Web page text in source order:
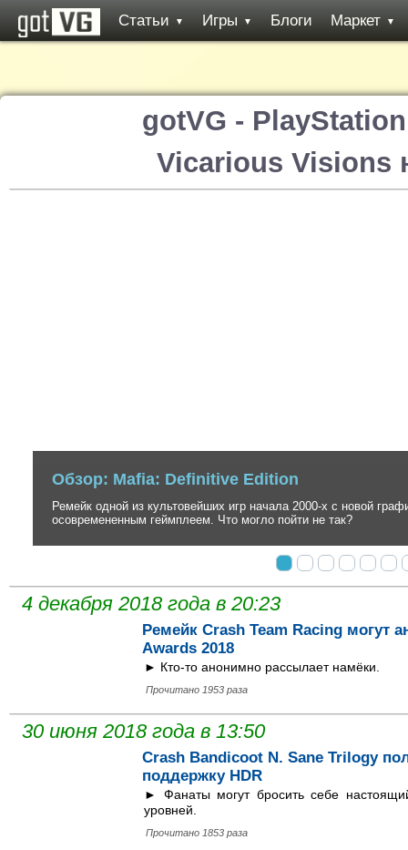
Статьи ▼ Игры ▼ Блоги Маркет ▼
gotVG -
Vicarious Visions
Обзор: Ghost of Tsushima
Невероятно стильный, но до безобразия вторичный экшен в
создателей серии inFamous.
4 декабря 2018 года в 20:23
Ремейк Crash Team Racing могут
Awards 2018
► Кто-то анонимно рассылает намёки.
Прочитано 1953 раза
30 июня 2018 года в 13:50
Crash Bandicoot N. Sane Trilogy
поддержку HDR
► Фанаты могут бросить себе
уровней.
Прочитано 1853 раза